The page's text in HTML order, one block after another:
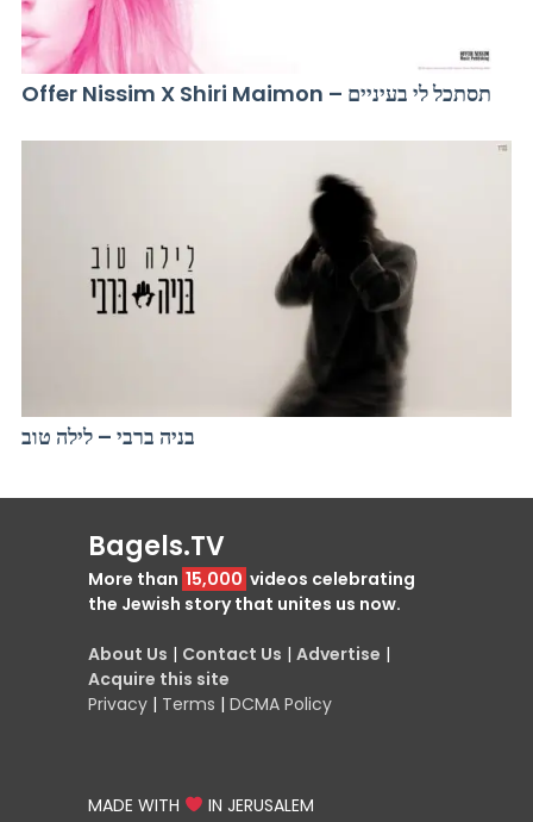
Offer Nissim X Shiri Maimon – תסתכל לי בעיניים
בניה ברבי – לילה טוב
Bagels.TV
More than 15,000 videos celebrating
the Jewish story that unites us now.
About Us | Contact Us | Advertise |
Acquire this site
Privacy | Terms | DCMA Policy
MADE WITH IN JERUSALEM